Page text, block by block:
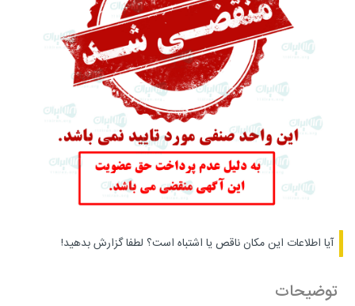
آیا اطلاعات این مکان ناقص یا اشتباه است؟ لطفا گزارش بدهید!
توضیحات